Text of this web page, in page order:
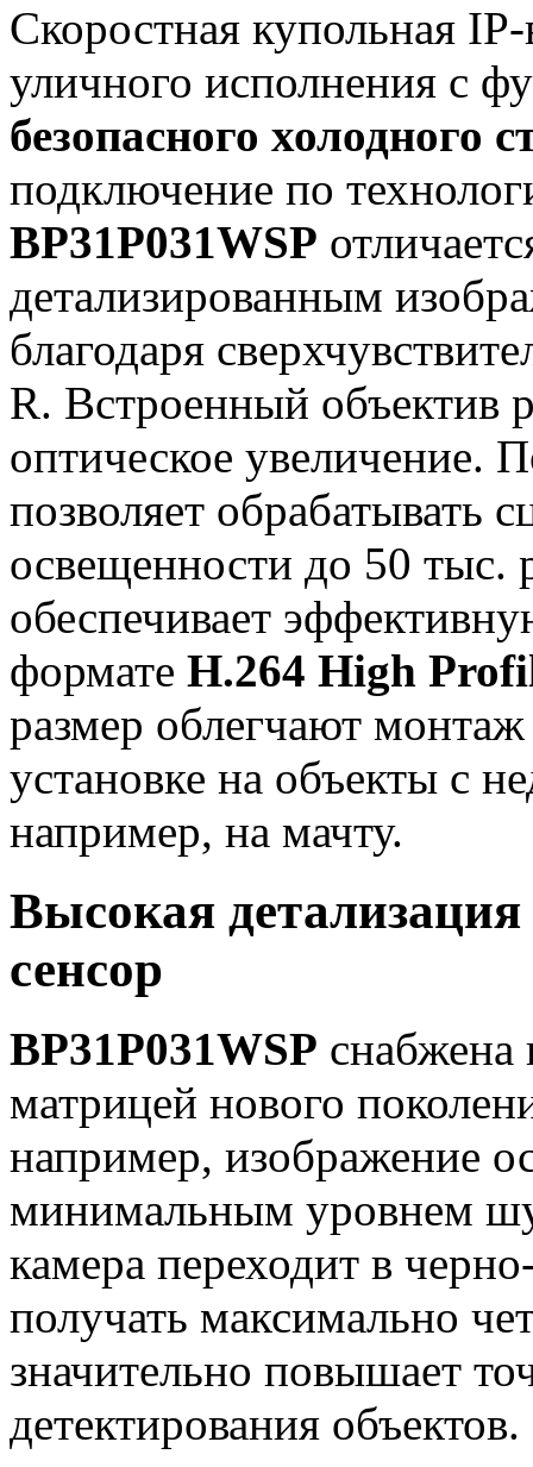
Скоростная купольная
уличного исполнения с
безопасного холодного
подключение по
BP31P031WSP
детализированным
благодаря
R. Встроенный объектив
оптическое увеличение.
позволяет обрабатывать
освещенности до 50
обеспечивает
формате Н.264 High
размер облегчают
установке на объекты с
например, на мачту.
Высокая
сенсор
BP31P031WSP снабжена
матрицей нового
например, изображение
минимальным уровнем
камера переходит в
получать максимально
значительно повышает
детектирования